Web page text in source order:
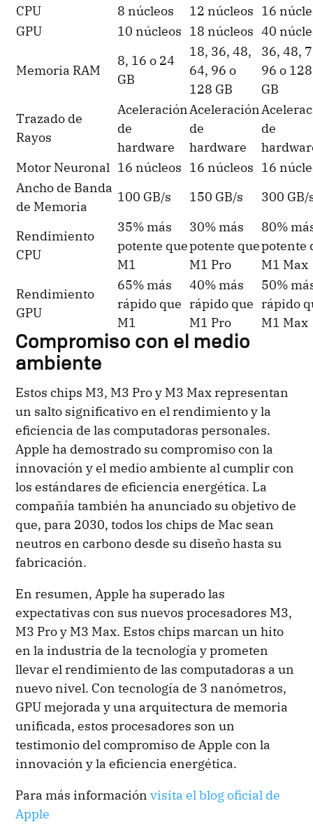
CPU
8 núcleos 12 núcleos 16
GPU
10 núcleos 18 núcleos 40
Memoria RAM
8, 16 o 24
GB
18, 36, 48,
64, 96 o
128 GB
36, 48,
96 o 128
GB
Trazado de
Rayos
Aceleración
de
hardware
Aceleración
de
hardware
de
Motor Neuronal 16 núcleos 16 núcleos 16
Ancho de Banda
de Memoria
100 GB/s 150 GB/s 300 GB/
Rendimiento
CPU
35% más
potente que
M1
30% más
potente que
M1 Pro
80%
potente
M1 Max
Rendimiento
GPU
65% más
rápido que
M1
40% más
rápido que
M1 Pro
50%
rápido
M1 Max
Compromiso con el medio
ambiente
Estos chips M3, M3 Pro y M3 Max representan
un salto significativo en el rendimiento y la
eficiencia de las computadoras personales.
Apple ha demostrado su compromiso con la
innovación y el medio ambiente al cumplir con
los estándares de eficiencia energética. La
compañía también ha anunciado su objetivo de
que, para 2030, todos los chips de Mac sean
neutros en carbono desde su diseño hasta su
fabricación.
En resumen, Apple ha superado las
expectativas con sus nuevos procesadores M3,
M3 Pro y M3 Max. Estos chips marcan un hito
en la industria de la tecnología y prometen
llevar el rendimiento de las computadoras a un
nuevo nivel. Con tecnología de 3 nanómetros,
GPU mejorada y una arquitectura de memoria
unificada, estos procesadores son un
testimonio del compromiso de Apple con la
innovación y la eficiencia energética.
Para más informaciónvisita el blog oficial de
Apple